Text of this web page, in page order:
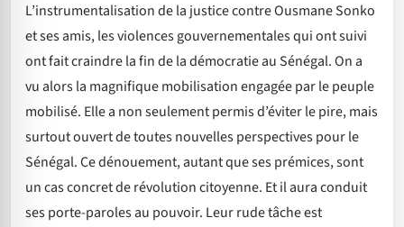
L’instrumentalisation de la justice contre Ousmane Sonko
et ses amis, les violences gouvernementales qui ont suivi
ont fait craindre la fin de la démocratie au Sénégal. On a
vu alors la magnifique mobilisation engagée par le peuple
mobilisé. Elle a non seulement permis d’éviter le pire, mais
surtout ouvert de toutes nouvelles perspectives pour le
Sénégal. Ce dénouement, autant que ses prémices, sont
un cas concret de révolution citoyenne. Et il aura conduit
ses porte-paroles au pouvoir. Leur rude tâche est